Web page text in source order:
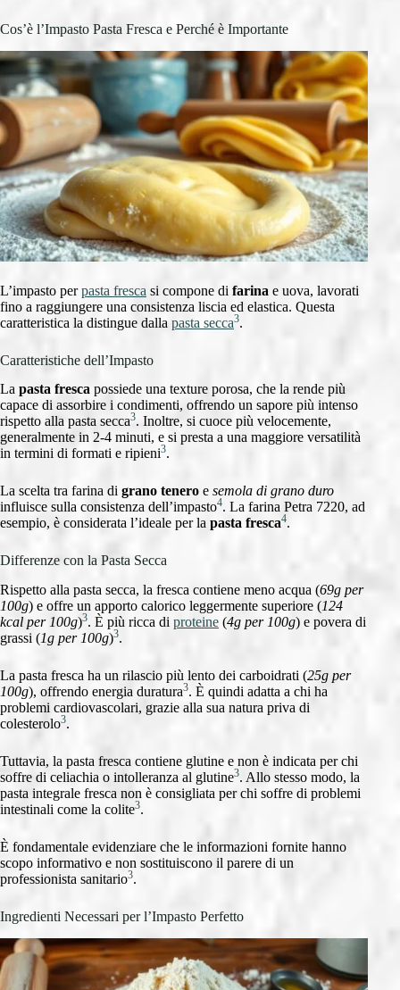
Cos’è l’Impasto Pasta Fresca e Perché è Importante
L’impasto perpasta fresca si compone di farina e uova, lavorati
fino a raggiungere una consistenza liscia ed elastica. Questa
caratteristica la distingue dalla pasta secca3.
Caratteristiche dell’Impasto
La pasta fresca possiede una texture porosa, che la rende più
capace di assorbire i condimenti, offrendo un sapore più intenso
rispetto alla pasta secca3. Inoltre, si cuoce più velocemente,
generalmente in 2-4 minuti, e si presta a una maggiore versatilità
in termini di formati e ripieni3.
La scelta tra farina di grano tenero e semola di grano duro
influisce sulla consistenza dell’impasto4. La farina Petra 7220, ad
esempio, è considerata l’ideale per la pasta fresca4.
Differenze con la Pasta Secca
Rispetto alla pasta secca, la fresca contiene meno acqua (69g per
100g) e offre un apporto calorico leggermente superiore (124
kcal per 100g)3. È più ricca di proteine (4g per 100g) e povera di
grassi (1g per 100g)3.
La pasta fresca ha un rilascio più lento dei carboidrati (25g per
100g), offrendo energia duratura3. È quindi adatta a chi ha
problemi cardiovascolari, grazie alla sua natura priva di
colesterolo3.
Tuttavia, la pasta fresca contiene glutine e non è indicata per chi
soffre di celiachia o intolleranza al glutine3. Allo stesso modo, la
pasta integrale fresca non è consigliata per chi soffre di problemi
intestinali come la colite3.
È fondamentale evidenziare che le informazioni fornite hanno
scopo informativo e non sostituiscono il parere di un
professionista sanitario3.
Ingredienti Necessari per l’Impasto Perfetto